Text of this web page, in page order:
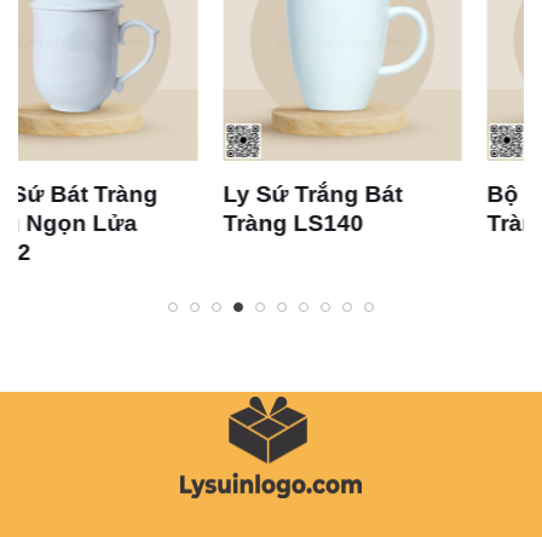
Ly Sứ Trắng Bát
Tràng LS140
Bộ Ly Sứ Trắng Bát
Tràng LS133